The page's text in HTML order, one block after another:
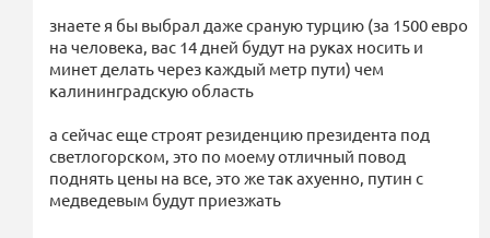
знаете я бы выбрал даже сраную турцию (за 1500 евро
на человека, вас 14 дней будут на руках носить и
минет делать через каждый метр пути) чем
калининградскую область
а сейчас еще строят резиденцию президента под
светлогорском, это по моему отличный повод
поднять цены на все, это же так ахуенно, путин с
медведевым будут приезжать